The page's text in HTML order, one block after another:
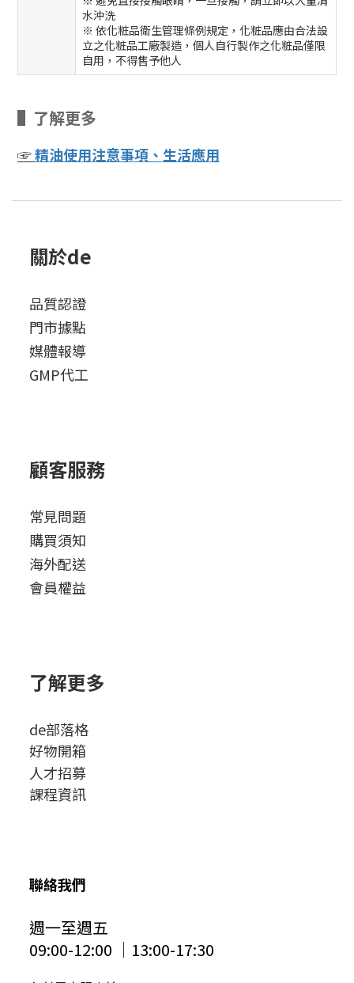
水沖洗
※ 依化粧品衛生管理條例規定，化粧品應由合法設
立之化粧品工廠製造，個人自行製作之化粧品僅限
自用，不得售予他人
▌了解更多
☞精油使用注意事項、生活應用
關於de
品質認證
門市據點
媒體報導
GMP代工
顧客服務
常見問題
購買須知
海外配送
會員權益
了解更多
de部落格
好物開箱
人才招募
課程資訊
聯絡我們
週一至週五
09:00-12:00 │13:00-17:30